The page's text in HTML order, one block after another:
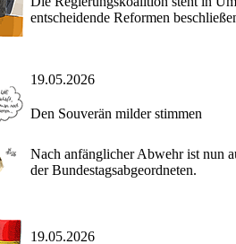
entscheidende Reformen
19.05.2026
Den Souverän milder stimmen
Nach anfänglicher Abwehr ist nun
der Bundestagsabgeordneten.
19.05.2026